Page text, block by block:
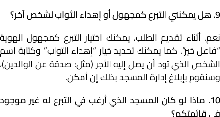
9. هل يمكنني التبرع كمجهول أو إهداء الثواب لشخص آخر؟
نعم. أثناء تقديم الطلب، يمكنك اختيار التبرع كمجهول الهوية
“فاعل خير”. كما يمكنك تحديد خيار “إهداء الثواب” وكتابة اسم
الشخص الذي تود أن يصل إليه الأجر (مثل: صدقة عن الوالدين)،
وسنقوم بإبلاغ إدارة المسجد بذلك إن أمكن.
10. ماذا لو كان المسجد الذي أرغب في التبرع له غير موجود
في قائمتكم؟